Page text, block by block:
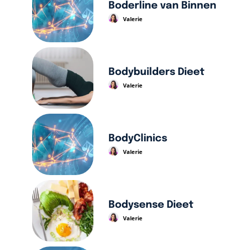
Boderline van Binnen
Valerie
Bodybuilders Dieet
Valerie
BodyClinics
Valerie
Bodysense Dieet
Valerie